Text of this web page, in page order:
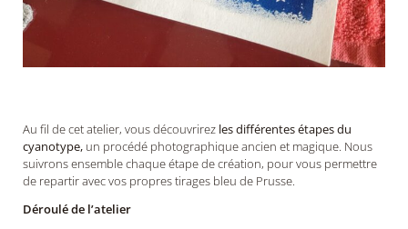
Au fil de cet atelier, vous découvrirez les différentes étapes du
cyanotype, un procédé photographique ancien et magique. Nous
suivrons ensemble chaque étape de création, pour vous permettre
de repartir avec vos propres tirages bleu de Prusse.
Déroulé de l’atelier